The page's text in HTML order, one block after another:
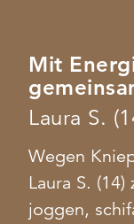
Mit
Laura S.
Wegen
Laura S.
joggen,